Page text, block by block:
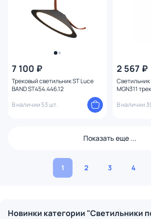
7 100 ₽
Трековый светильник ST Luce
BAND ST454.446.12
В наличии 53 шт.
2 567 ₽
MGN311
4000К, 35
В наличии
Показать еще ...
1 2 3 4
Новинки категории "Светильники